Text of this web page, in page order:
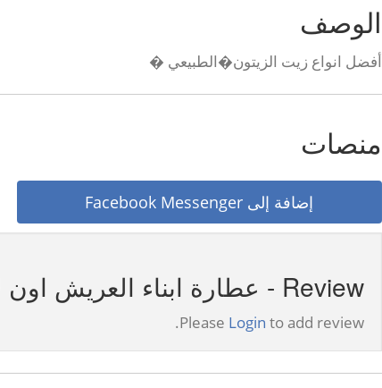
الوصف
أفضل انواع زيت الزيتون�الطبيعي �
منصات
إضافة إلى Facebook Messenger
Review - عطارة ابناء العريش اون لاين-السويس
Please Login to add review.